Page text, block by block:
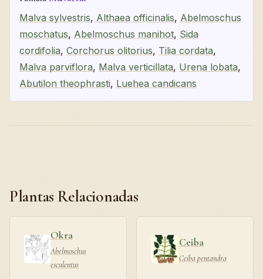
Malva sylvestris, Althaea officinalis, Abelmoschus
moschatus, Abelmoschus manihot, Sida
cordifolia, Corchorus olitorius, Tilia cordata,
Malva parviflora, Malva verticillata, Urena lobata,
Abutilon theophrasti, Luehea candicans
Plantas Relacionadas
Okra
Abelmoschus
esculentus
Ceiba
Ceiba pentandra